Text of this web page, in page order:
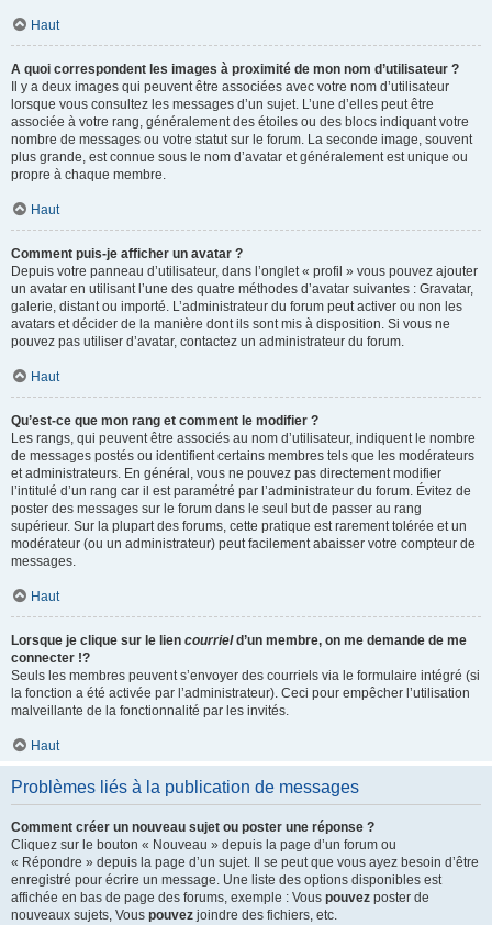
Haut
A quoi correspondent les images à proximité de mon nom d’utilisateur ?
Il y a deux images qui peuvent être associées avec votre nom d’utilisateur
lorsque vous consultez les messages d’un sujet. L’une d’elles peut être
associée à votre rang, généralement des étoiles ou des blocs indiquant votre
nombre de messages ou votre statut sur le forum. La seconde image, souvent
plus grande, est connue sous le nom d’avatar et généralement est unique ou
propre à chaque membre.
Haut
Comment puis-je afficher un avatar ?
Depuis votre panneau d’utilisateur, dans l’onglet « profil » vous pouvez ajouter
un avatar en utilisant l’une des quatre méthodes d’avatar suivantes : Gravatar,
galerie, distant ou importé. L’administrateur du forum peut activer ou non les
avatars et décider de la manière dont ils sont mis à disposition. Si vous ne
pouvez pas utiliser d’avatar, contactez un administrateur du forum.
Haut
Qu’est-ce que mon rang et comment le modifier ?
Les rangs, qui peuvent être associés au nom d’utilisateur, indiquent le nombre
de messages postés ou identifient certains membres tels que les modérateurs
et administrateurs. En général, vous ne pouvez pas directement modifier
l’intitulé d’un rang car il est paramétré par l’administrateur du forum. Évitez de
poster des messages sur le forum dans le seul but de passer au rang
supérieur. Sur la plupart des forums, cette pratique est rarement tolérée et un
modérateur (ou un administrateur) peut facilement abaisser votre compteur de
messages.
Haut
Lorsque je clique sur le lien courrield’un membre, on me demande de me
connecter !?
Seuls les membres peuvent s’envoyer des courriels via le formulaire intégré (si
la fonction a été activée par l’administrateur). Ceci pour empêcher l’utilisation
malveillante de la fonctionnalité par les invités.
Haut
Problèmes liés à la publication de messages
Comment créer un nouveau sujet ou poster une réponse ?
Cliquez sur le bouton « Nouveau » depuis la page d’un forum ou
« Répondre » depuis la page d’un sujet. Il se peut que vous ayez besoin d’être
enregistré pour écrire un message. Une liste des options disponibles est
affichée en bas de page des forums, exemple : Vous pouvez poster de
nouveaux sujets, Vous pouvez joindre des fichiers, etc.